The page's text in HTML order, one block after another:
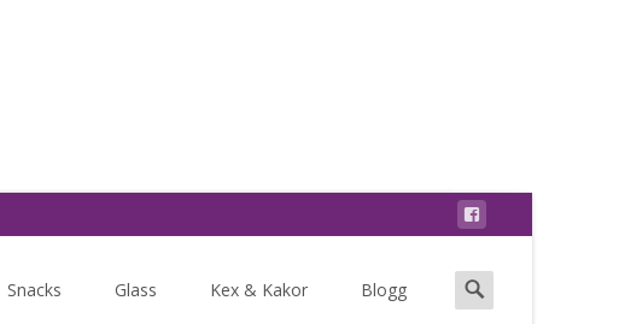
Snacks Glass Kex & Kakor Blogg
Search
for: